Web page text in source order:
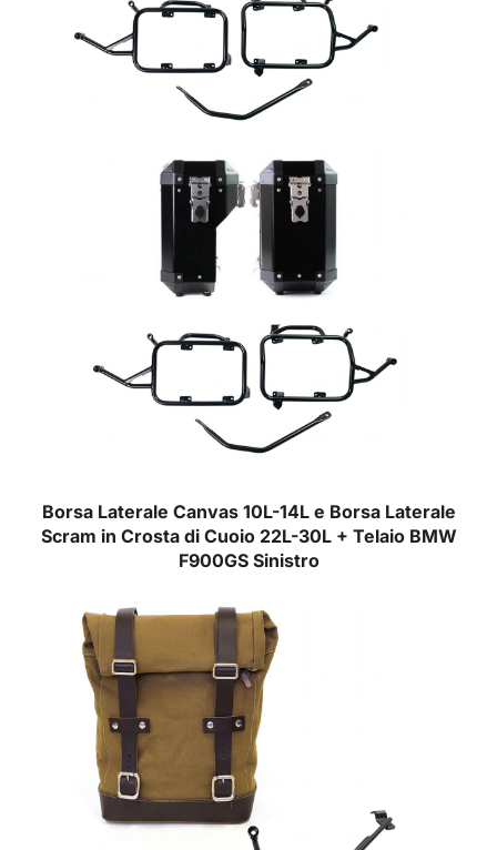
Borsa Laterale Canvas 10L-14L e Borsa Laterale
Scram in Crosta di Cuoio 22L-30L + Telaio BMW
F900GS Sinistro